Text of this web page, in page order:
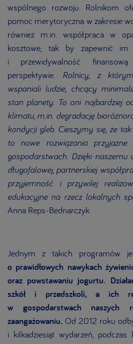
wspólnego rozwoju. Rolnikom
pomoc merytoryczna w zakresie
również m.in. współpraca w
kosztowe, tak by zapewnić im
i przewidywalność
perspektywie. Rolnicy, z
wspaniali ludzie, chcący
stan planety. To oni najbardziej
klimatu, m.in. degradację
kondycji gleb. Cieszymy się, że
to nowe rozwiązania
gospodarstwach. Dzięki
długofalowej, partnerskiej
przyjemność i przywilej
edukacyjne na rzecz lokalnych
Anna Reps-Bednarczyk.
Jednym z takich programów
o prawidłowych nawykach
oraz powstawaniu jogurtu.
szkół i przedszkoli, a ich
w gospodarstwach
zaangażowaniu. Od 2012 roku
i kilkadziesiąt wydarzeń,